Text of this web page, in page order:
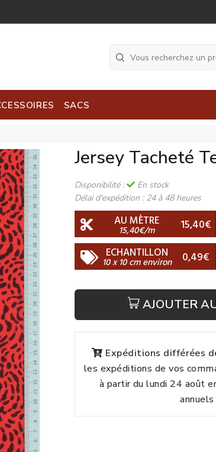
SACS
Jersey Tacheté
Disponibilité :
En stock
Délai d'expédition : 24 à 48 heures
AU MÈTRE
15,40€/m 15,40€
ECHANTILLON
10 x 10 cm environ 0,49€
AJOUTER
Expéditions différées
les expéditions de vos
à partir du lundi 24 août
annuels